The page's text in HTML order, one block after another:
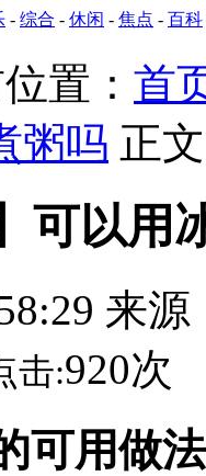
- 综合 - 休闲 - 焦点 - 百科
置： 首
粥吗 正文
可以用
来源
击:920次
可用做